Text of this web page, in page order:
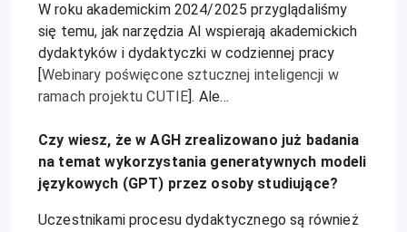
W roku akademickim 2024/2025 przyglądaliśmy
się temu, jak narzędzia AI wspierają akademickich
dydaktyków i dydaktyczki w codziennej pracy
[Webinary poświęcone sztucznej inteligencji w
ramach projektu CUTIE]. Ale…
Czy wiesz, że w AGH zrealizowano już badania
na temat wykorzystania generatywnych modeli
językowych (GPT) przez osoby studiujące?
Uczestnikami procesu dydaktycznego są również